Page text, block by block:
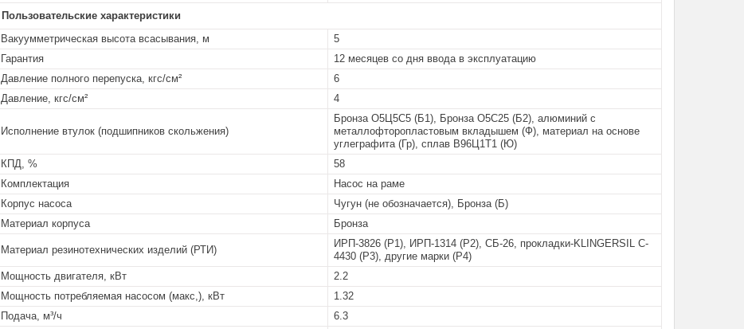
Пользовательские характеристики
Вакуумметрическая высота всасывания, м
5
Гарантия
12 месяцев со дня ввода в эксплуатацию
Давление полного перепуска, кгс/см²
6
Давление, кгс/см²
4
Исполнение втулок (подшипников скольжения)
Бронза О5Ц5С5 (Б1), Бронза О5С25 (Б2), алюминий с
металлофторопластовым вкладышем (Ф), материал на основе
углеграфита (Гр), сплав B96Ц1Т1 (Ю)
КПД, %
58
Комплектация
Насос на раме
Корпус насоса
Чугун (не обозначается), Бронза (Б)
Материал корпуса
Бронза
Материал резинотехнических изделий (РТИ)
ИРП-3826 (Р1), ИРП-1314 (Р2), СБ-26, прокладки-KLINGERSIL C-
4430 (Р3), другие марки (Р4)
Мощность двигателя, кВт
2.2
Мощность потребляемая насосом (макс,), кВт
1.32
Подача, м³/ч
6.3